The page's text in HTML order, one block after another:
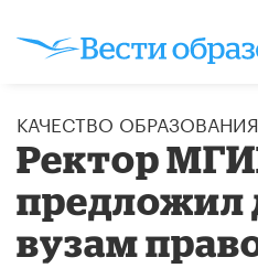
КАЧЕСТВО ОБРАЗОВАНИЯ
Ректор
предложил
вузам